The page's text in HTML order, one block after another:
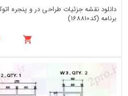
دانلود نقشه جزئیات طراحی در و پنجره
برنامه (کد168810)